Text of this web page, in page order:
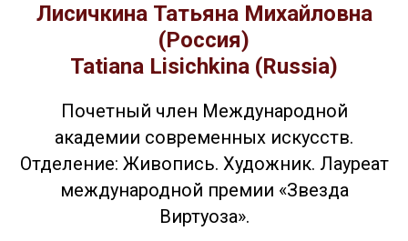
Лисичкина Татьяна Михайловна
(Россия)
Tatiana Lisichkina (Russia)
Почетный член Международной
академии современных искусств.
Отделение: Живопись. Художник. Лауреат
международной премии «Звезда
Виртуоза».